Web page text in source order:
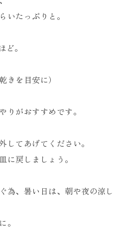
いたっぷりと。
。
きを目安に）
りがおすすめです。
てあげてください。
に戻しましょう。
為、暑い日は、朝や夜の涼し
。